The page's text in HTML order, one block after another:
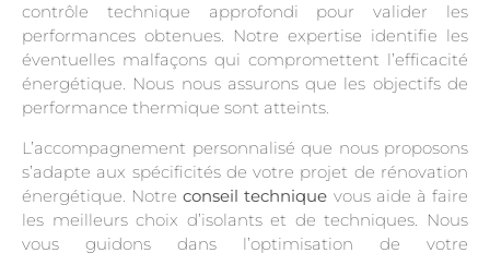
contrôle technique approfondi pour valider les
performances obtenues. Notre expertise identifie les
éventuelles malfaçons qui compromettent l’efficacité
énergétique. Nous nous assurons que les objectifs de
performance thermique sont atteints.
L’accompagnement personnalisé que nous proposons
s’adapte aux spécificités de votre projet de rénovation
énergétique. Notreconseil technique vous aide à faire
les meilleurs choix d’isolants et de techniques. Nous
vous guidons dans l’optimisation de votre